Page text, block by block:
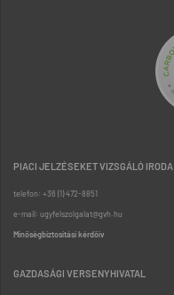
PIACI JELZÉSEKET VIZSGÁLÓ IRODA
telefon: +36 (1) 472-8851
e-mail: ugyfelszolgalat@gvh.hu
Minőségbiztosítási kérdőív
GAZDASÁGI VERSENYHIVATAL